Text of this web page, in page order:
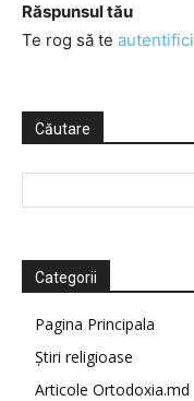
Răspunsul tău
Te rog să te autentifici
Căutare
Categorii
Pagina Principala
Știri religioase
Articole Ortodoxia.md